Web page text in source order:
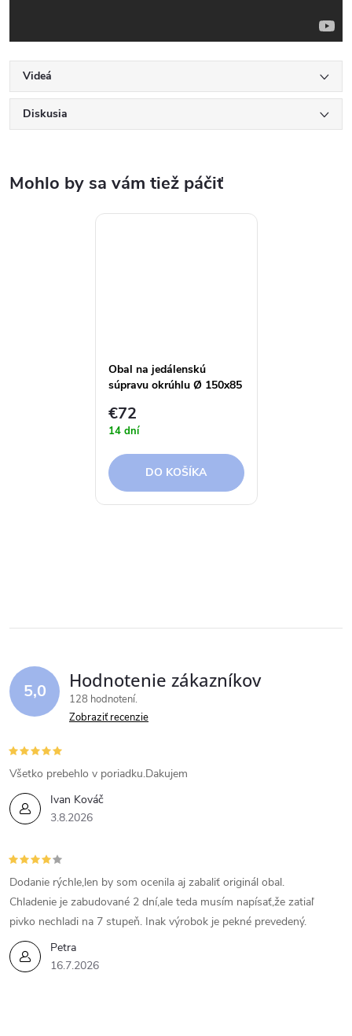
Videá
Diskusia
Obal na jedálenskú
súpravu okrúhlu Ø 150x85
€72
14 dní
DO KOŠÍKA
5,0 Hodnotenie zákazníkov
128 hodnotení
Zobraziť recenzie
Ivan Kováč
3.8.2026
Všetko prebehlo v poriadku.Dakujem
Petra
16.7.2026
Dodanie rýchle,len by som ocenila aj zabaliť originál obal.
Chladenie je zabudované 2 dní,ale teda musím napísať,že zatiaľ
pivko nechladi na 7 stupeň. Inak výrobok je pekné prevedený.